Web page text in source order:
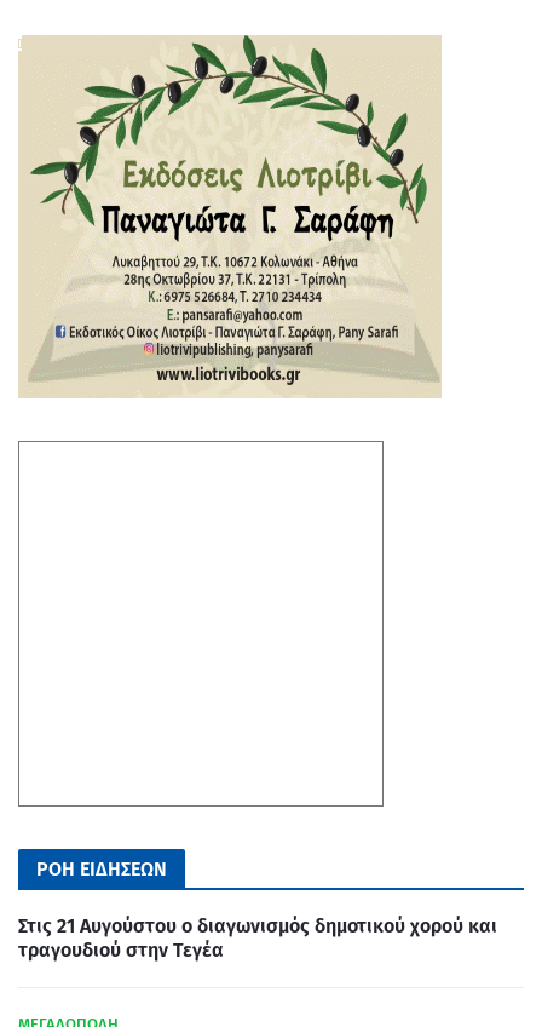
ΡΟΗ ΕΙΔΗΣΕΩΝ
Στις 21 Αυγούστου ο διαγωνισμός δημοτικού χορού και
τραγουδιού στην Τεγέα